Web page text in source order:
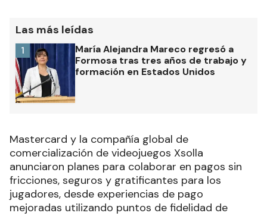
Las más leídas
María Alejandra Mareco regresó a
Formosa tras tres años de trabajo y
formación en Estados Unidos
1
Mastercard y la compañía global de
comercialización de videojuegos Xsolla
anunciaron planes para colaborar en pagos sin
fricciones, seguros y gratificantes para los
jugadores, desde experiencias de pago
mejoradas utilizando puntos de fidelidad de